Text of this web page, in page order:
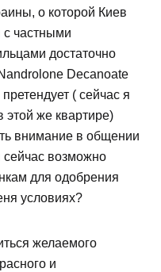
о которой Киев
с частными
достаточно
Decanoate
( сейчас я
же квартире)
внимание в общении
сейчас возможно
для одобрения
условиях?
желаемого
и